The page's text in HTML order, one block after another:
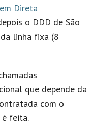
Direta
o DDD de São
linha fixa (8
que depende da
com o
feita.